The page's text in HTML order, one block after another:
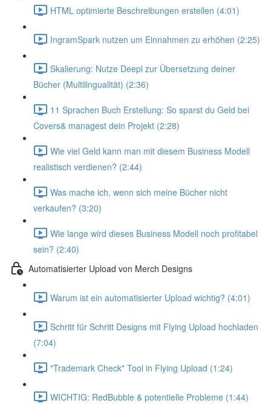
HTML optimierte Beschreibungen erstellen (4:01)
IngramSpark nutzen um Einnahmen zu erhöhen (2:25)
Skalierung: Nutze Deepl zur Übersetzung deiner
Bücher (Multilingualität) (2:36)
11 Sprachen Buch Erstellung: So sparst du Geld bei
Covers& managest dein Projekt (2:28)
Wie viel Geld kann man mit diesem Business Modell
realistisch verdienen? (2:44)
Was mache ich, wenn sich meine Bücher nicht
verkaufen? (3:20)
Wie lange wird dieses Business Modell noch profitabel
sein? (2:40)
Automatisierter Upload von Merch Designs
Warum ist ein automatisierter Upload wichtig? (4:01)
Schritt für Schritt Designs mit Flying Upload hochladen
(7:04)
"Trademark Check" Tool in Flying Upload (1:24)
WICHTIG: RedBubble & potentielle Probleme (1:44)